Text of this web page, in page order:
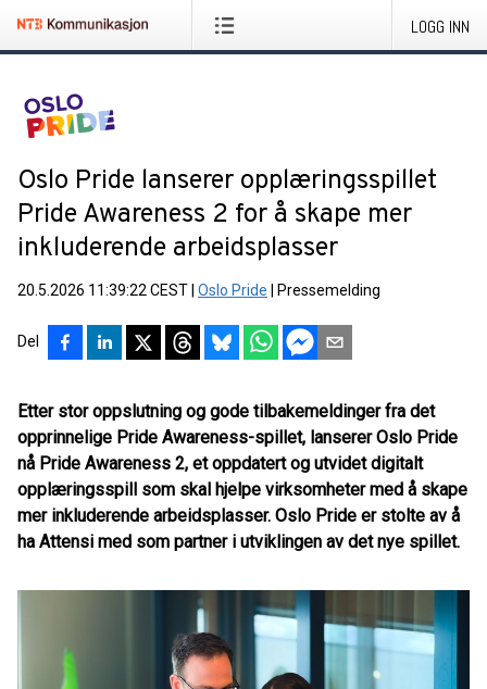
LOGG INN
Oslo Pride lanserer opplæringsspillet
Pride Awareness 2 for å skape mer
inkluderende arbeidsplasser
20.5.2026 11:39:22 CEST Oslo Pride Pressemelding
Del
Etter stor oppslutning og gode tilbakemeldinger fra det
opprinnelige Pride Awareness-spillet, lanserer Oslo Pride
nå Pride Awareness 2, et oppdatert og utvidet digitalt
opplæringsspill som skal hjelpe virksomheter med å skape
mer inkluderende arbeidsplasser. Oslo Pride er stolte av å
ha Attensi med som partner i utviklingen av det nye spillet.